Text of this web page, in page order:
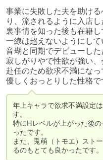
事業に失敗した夫を助け
り、流されるように入店し
裏事情を知った後も在籍
一線は超えないようにして
音瑚と同期でデビューし
寂しがりやで性欲が強い
赴任のため欲求不満になっ
優しくおっとりした性格で
年上キャラで欲求不満設定
す。
特にHレベルが上がった後
ったです。
また、兎萌（トモエ）スト
るのもとても良かったです。